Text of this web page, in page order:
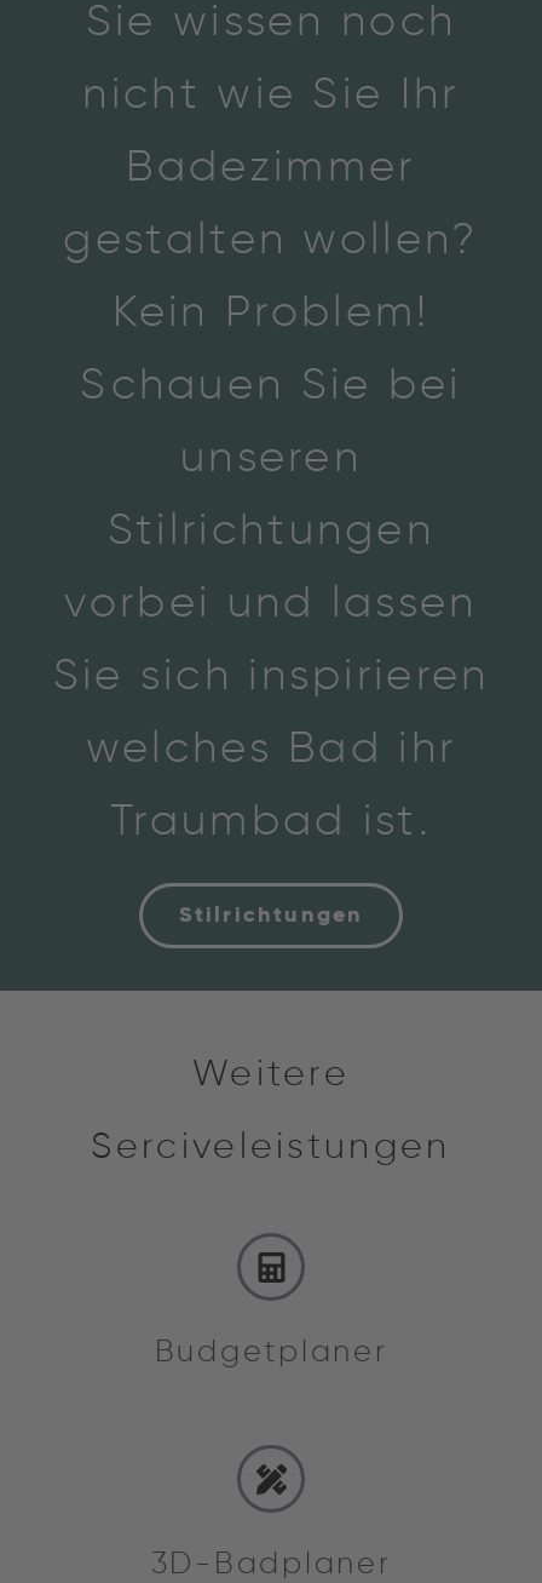
Sie wissen noch
nicht wie Sie Ihr
Badezimmer
gestalten wollen?
Kein Problem!
Schauen Sie bei
unseren
Stilrichtungen
vorbei und lassen
Sie sich inspirieren
welches Bad ihr
Traumbad ist.
Stilrichtungen
Weitere
Serciveleistungen
Budgetplaner
3D-Badplaner